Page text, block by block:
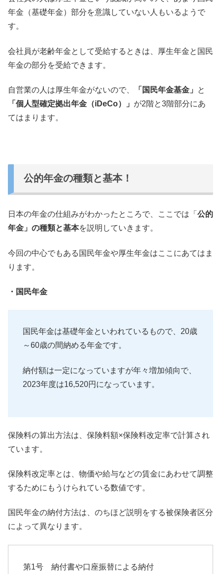
年金（基礎年金）部分を意識していない人もいるようで
す。
会社員が老齢年金として受給するときは、
厚生年金と国民
年金の部分を受給できます。
自営業の人は厚生年金がないので、 「国民年金基金」
と
「個人型確定拠出年金（iDeCo）」 が2階と3階部分にあ
てはまります。
公的年金の種類と基本！
日本の年金の仕組みがわかったところで、 ここでは「 公的
年金」の種類と基本を説明していきます。
今回の中心でもある国民年金や厚生年金はここにあてはま
ります。
・国民年金
国民年金は基礎年金といわれているもので、20歳
～60歳の間納める年金です。
納付額は一定になっていますが年々増加傾向で、
2023年度は16,520円になっています。
保険料の算出方法は、保険料額×保険料改定率で計算され
ています。
保険料改定率とは、 物価や給与などの賃金にあわせて調整
するためにもうけられている数値です。
国民年金の納付方法は、 のちほど説明をする被保険者区分
によって異なります。
第1号 納付書や口座振替による納付